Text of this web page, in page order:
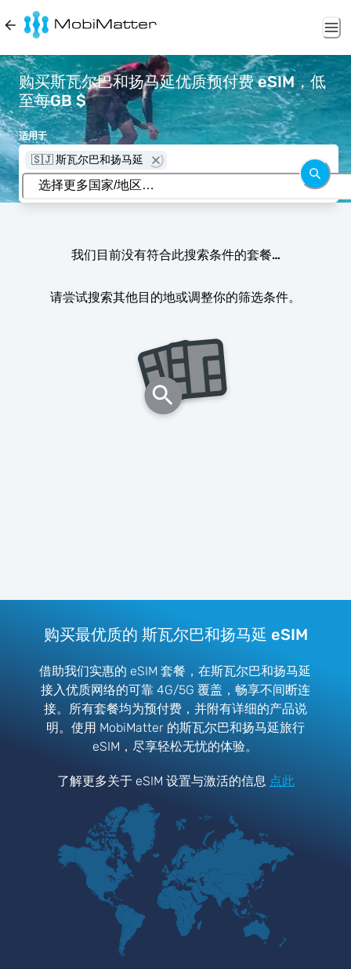
购买斯瓦尔巴和扬马延优质预付费 eSIM，低
至每GB $
适用于
🇸🇯 斯瓦尔巴和扬马延
我们目前没有符合此搜索条件的套餐…
请尝试搜索其他目的地或调整你的筛选条件。
购买最优质的 斯瓦尔巴和扬马延 eSIM
借助我们实惠的 eSIM 套餐，在斯瓦尔巴和扬马延
接入优质网络的可靠 4G/5G 覆盖，畅享不间断连
接。所有套餐均为预付费，并附有详细的产品说
明。使用 MobiMatter 的斯瓦尔巴和扬马延旅行
eSIM，尽享轻松无忧的体验。
了解更多关于 eSIM 设置与激活的信息 点此